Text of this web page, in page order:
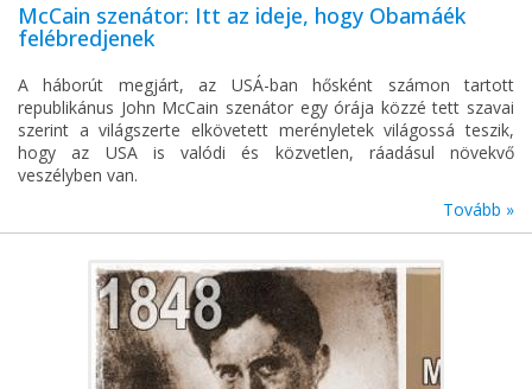
McCain szenátor: Itt az ideje, hogy Obamáék
felébredjenek
A háborút megjárt, az USÁ-ban hősként számon tartott
republikánus John McCain szenátor egy órája közzé tett szavai
szerint a világszerte elkövetett merényletek világossá teszik,
hogy az USA is valódi és közvetlen, ráadásul növekvő
veszélyben van.
Tovább »